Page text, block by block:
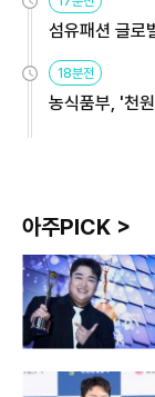
섬유패션 글로
원
18분전
농식품부, '천
아주PICK >